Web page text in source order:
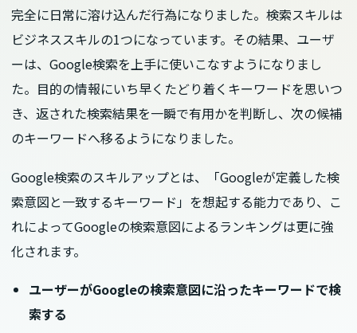
完全に日常に溶け込んだ行為になりました。検索スキルは
ビジネススキルの1つになっています。その結果、ユーザ
ーは、Google検索を上手に使いこなすようになりまし
た。目的の情報にいち早くたどり着くキーワードを思いつ
き、返された検索結果を一瞬で有用かを判断し、次の候補
のキーワードへ移るようになりました。
Google検索のスキルアップとは、「Googleが定義した検
索意図と一致するキーワード」を想起する能力であり、こ
れによってGoogleの検索意図によるランキングは更に強
化されます。
ユーザーがGoogleの検索意図に沿ったキーワードで検
索する